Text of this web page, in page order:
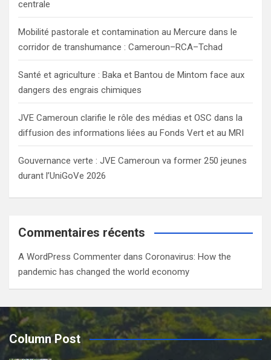
centrale
Mobilité pastorale et contamination au Mercure dans le
corridor de transhumance : Cameroun–RCA–Tchad
Santé et agriculture : Baka et Bantou de Mintom face aux
dangers des engrais chimiques
JVE Cameroun clarifie le rôle des médias et OSC dans la
diffusion des informations liées au Fonds Vert et au MRI
Gouvernance verte : JVE Cameroun va former 250 jeunes
durant l’UniGoVe 2026
Commentaires récents
A WordPress Commenter dans Coronavirus: How the
pandemic has changed the world economy
Column Post